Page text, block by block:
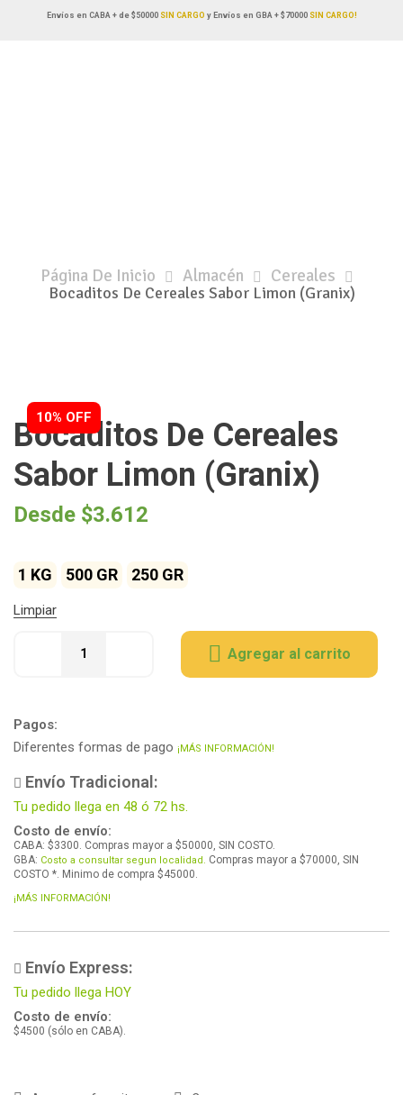
Envíos en CABA + de $50000SIN CARGO y Envíos en GBA + $70000 SIN CARGO!
Página De Inicio Almacén Cereales
Bocaditos De Cereales Sabor Limon (Granix)
10% OFF
Bocaditos De Cereales
Sabor Limon (Granix)
Desde $3.612
1 KG 500 GR 250 GR
Limpiar
Agregar al carrito
Pagos:
Diferentes formas de pago ¡MÁS INFORMACIÓN!
Envío Tradicional:
Tu pedido llega en 48 ó 72 hs.
Costo de envío:
CABA: $3300. Compras mayor a $50000, SIN COSTO.
GBA: Costo a consultar segun localidad.
Compras mayor a $70000, SIN
COSTO *. Minimo de compra $45000.
¡MÁS INFORMACIÓN!
Envío Express:
Tu pedido llega HOY
Costo de envío:
$4500 (sólo en CABA).